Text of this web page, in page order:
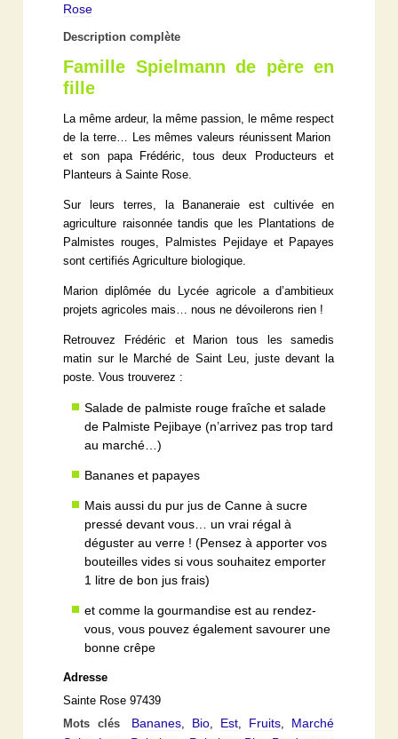
Rose
Description complète
Famille Spielmann de père en
fille
La même ardeur, la même passion, le même respect
de la terre… Les mêmes valeurs réunissent Marion
et son papa Frédéric, tous deux Producteurs et
Planteurs à Sainte Rose.
Sur leurs terres, la Bananeraie est cultivée en
agriculture raisonnée tandis que les Plantations de
Palmistes rouges, Palmistes Pejidaye et Papayes
sont certifiés Agriculture biologique.
Marion diplômée du Lycée agricole a d’ambitieux
projets agricoles mais… nous ne dévoilerons rien !
Retrouvez Frédéric et Marion tous les samedis
matin sur le Marché de Saint Leu, juste devant la
poste. Vous trouverez :
Salade de palmiste rouge fraîche et salade
de Palmiste Pejibaye (n’arrivez pas trop tard
au marché…)
Bananes et papayes
Mais aussi du pur jus de Canne à sucre
pressé devant vous… un vrai régal à
déguster au verre ! (Pensez à apporter vos
bouteilles vides si vous souhaitez emporter
1 litre de bon jus frais)
et comme la gourmandise est au rendez-
vous, vous pouvez également savourer une
bonne crêpe
Adresse
Sainte Rose 97439
Mots clés
Bananes, Bio, Est Fruits
Marché